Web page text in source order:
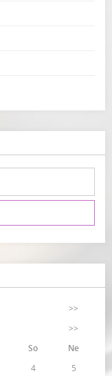
>>
>>
So
Ne
4
5